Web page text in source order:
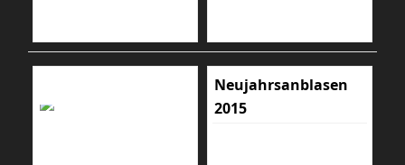
Neujahrsanblasen
2015